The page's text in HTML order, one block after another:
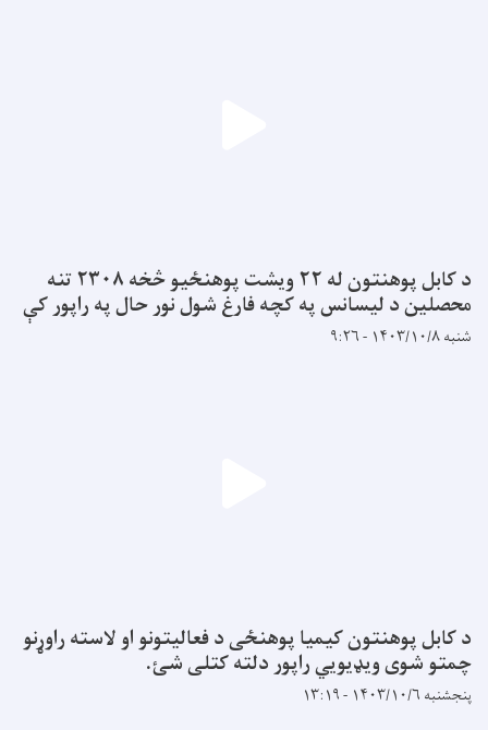
د کابل پوهنتون له ۲۲ ویشت پوهنځیو څخه ۲۳۰۸ تنه
محصلین د لیسانس په کچه فارغ شول نور حال په راپور کې
شنبه ۱۴۰۳/۱۰/۸ - ۹:۲۶
د کابل پوهنتون کیمیا پوهنځی د فعالیتونو او لاسته راوړنو
چمتو شوی ویډیویي راپور دلته کتلی شئ.
پنجشنبه ۱۴۰۳/۱۰/۶ - ۱۳:۱۹